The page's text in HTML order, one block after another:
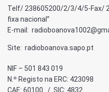
Telf/ 238605200/2/3/4/5-Fax/
fixa nacional”
E-mail:
Site: radioboanova.sapo.pt
NIF – 501 843 019
N.º Registo na ERC: 423098
CAE: 60100 / SIC: 4832